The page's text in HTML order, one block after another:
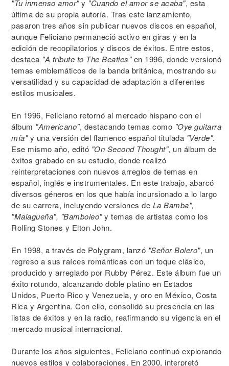
"Tu inmenso amor"y "Cuando el amor se acaba", esta
última de su propia autoría. Tras este lanzamiento,
pasaron tres años sin publicar nuevos discos en español,
aunque Feliciano permaneció activo en giras y en la
edición de recopilatorios y discos de éxitos. Entre estos,
destaca "A tribute to The Beatles"en 1996, donde versionó
temas emblemáticos de la banda británica, mostrando su
versatilidad y su capacidad de adaptación a diferentes
estilos musicales.
En 1996, Feliciano retornó al mercado hispano con el
álbum "Americano", destacando temas como "Oye guitarra
mía"y una versión del flamenco español titulada "Verde".
Ese mismo año, editó "On Second Thought", un álbum de
éxitos grabado en su estudio, donde realizó
reinterpretaciones con nuevos arreglos de temas en
español, inglés e instrumentales. En este trabajo, abarcó
diversos géneros en los que había incursionado a lo largo
de su carrera, incluyendo versiones de La Bamba",
"Malagueña", "Bamboleo"y temas de artistas como los
Rolling Stones y Elton John.
En 1998, a través de Polygram, lanzó "Señor Bolero", un
regreso a sus raíces románticas con un toque clásico,
producido y arreglado por Rubby Pérez. Este álbum fue un
éxito rotundo, alcanzando doble platino en Estados
Unidos, Puerto Rico y Venezuela, y oro en México, Costa
Rica y Argentina. Con ello, consolidó su presencia en las
listas de éxitos y en la radio, reafirmando su vigencia en el
mercado musical internacional.
Durante los años siguientes, Feliciano continuó explorando
nuevos estilos y colaboraciones. En 2000, interpretó